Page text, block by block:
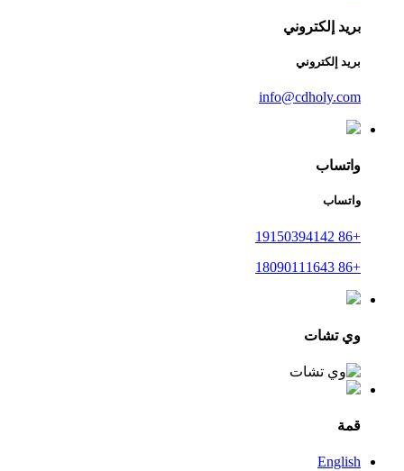
بريد إلكتروني
بريد إلكتروني
info@cdholy.com
واتساب
واتساب
+86 19150394142
+86 18090111643
وي تشات
قمة
English